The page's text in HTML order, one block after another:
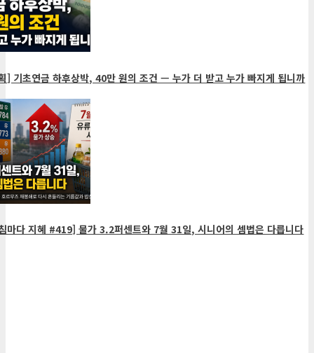
기초연금 하후상박, 40만 원의 조건 — 누가 더 받고 누가 빠지게 됩니까
다 지혜 #419] 물가 3.2퍼센트와 7월 31일, 시니어의 셈법은 다릅니다